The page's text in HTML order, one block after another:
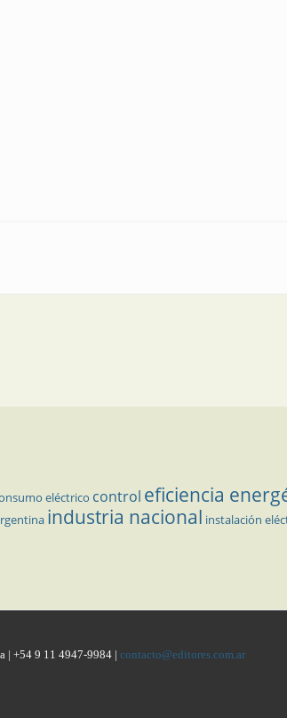
eléctrico control eficiencia
industria nacional instalación
| +54 9 11 4947-9984 | contacto@editores.com.ar